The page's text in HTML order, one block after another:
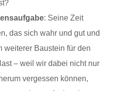
: Seine Zeit
das sich wahr und gut und
weiterer Baustein für den
– weil wir dabei nicht nur
vergessen können,